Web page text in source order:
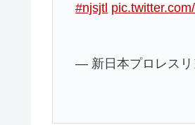
#njsjtl
— 新日本プロレス